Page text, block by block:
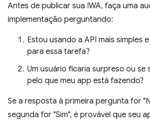
Antes de publicar sua IWA, faça uma
implementação perguntando:
Estou usando a API mais simples
para essa tarefa?
Um usuário ficaria surpreso ou se
pelo que meu app está fazendo?
Se a resposta à primeira pergunta for
segunda for "Sim", é provável que seu